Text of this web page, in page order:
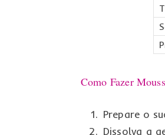
Como Fazer
Prepare o
Dissolva a